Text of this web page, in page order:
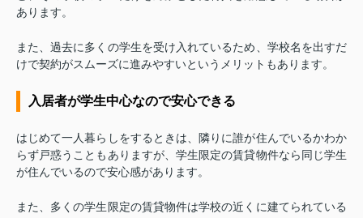
あります。
また、過去に多くの学生を受け入れているため、学校名を出すだ
けで契約がスムーズに進みやすいというメリットもあります。
入居者が学生中心なので安心できる
はじめて一人暮らしをするときは、隣りに誰が住んでいるかわか
らず戸惑うこともありますが、学生限定の賃貸物件なら同じ学生
が住んでいるので安心感があります。
また、多くの学生限定の賃貸物件は学校の近くに建てられている